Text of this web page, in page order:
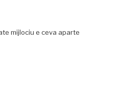
mijlociu e ceva aparte